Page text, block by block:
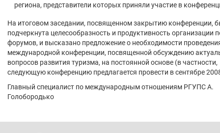
региона, представители которых приняли участие в
На итоговом заседании, посвященном закрытию конференции,
подчеркнута целесообразность и продуктивность организации
форумов, и высказано предложение о необходимости
международной конференции, посвященной обсуждению
вопросов развития туризма, на постоянной основе (в частности,
следующую конференцию предлагается провести в сентябре
Главный специалист по международным отношениям РГУПС А.
Голобородько